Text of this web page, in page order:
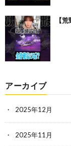
【
アーカイブ
2025年12月
2025年11月